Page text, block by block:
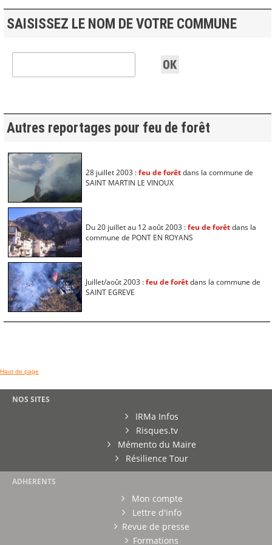
SAISISSEZ LE NOM DE VOTRE COMMUNE
Autres reportages pour feu de forêt
28 juillet 2003 :feu de forêtdans la commune de
SAINT MARTIN LE VINOUX
Du 20 juillet au 12 août 2003 :feu de forêtdans la
commune de PONT EN ROYANS
Juillet/août 2003 :feu de forêtdans la commune de
SAINT EGREVE
Haut de page
NOS SITES
IRMa Infos
Risques.tv
Mémento du Maire
Résilience Tour
ADHERENTS
Mon compte
Lettre d'info
Revue de presse
Formations